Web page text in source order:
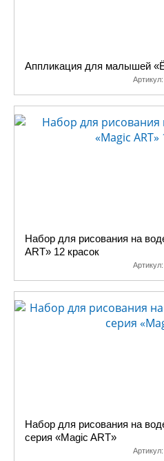
Аппликация для малышей
Артикул:
Набор для рисования на
ART» 12 красок
Артикул:
Набор для рисования на
серия «Magic ART»
Артикул: